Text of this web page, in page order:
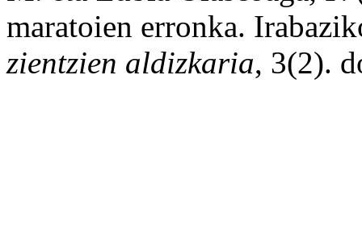
maratoien erronka.
zientzien aldizkaria, 3(2).